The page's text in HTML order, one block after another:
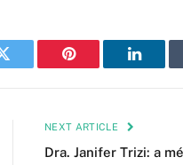
Twitter Pinterest
NEXT ARTICLE
Dra. Janifer Trizi: a